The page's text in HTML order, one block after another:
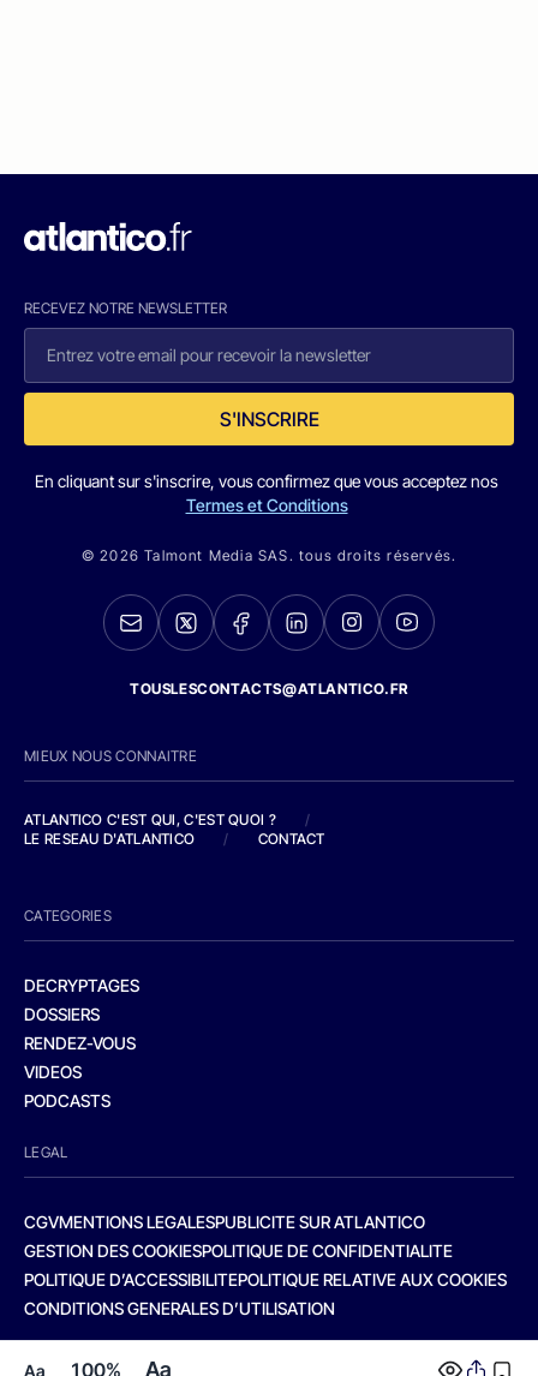
Aa 100% Aa
RECEVEZ NOTRE NEWSLETTER
S'INSCRIRE
En cliquant sur s'inscrire, vous confirmez que vous acceptez nos
Termes et Conditions
© 2026 Talmont Media SAS. tous droits réservés.
TOUSLESCONTACTS@ATLANTICO.FR
MIEUX NOUS CONNAITRE
ATLANTICO C'EST QUI, C'EST QUOI ?
/
LE RESEAU D'ATLANTICO
/ CONTACT
CATEGORIES
DECRYPTAGES
DOSSIERS
RENDEZ-VOUS
VIDEOS
PODCASTS
LEGAL
CGVMENTIONS LEGALESPUBLICITE SUR ATLANTICO
GESTION DES COOKIESPOLITIQUE DE CONFIDENTIALITE
POLITIQUE D’ACCESSIBILITEPOLITIQUE RELATIVE AUX COOKIES
CONDITIONS GENERALES D’UTILISATION